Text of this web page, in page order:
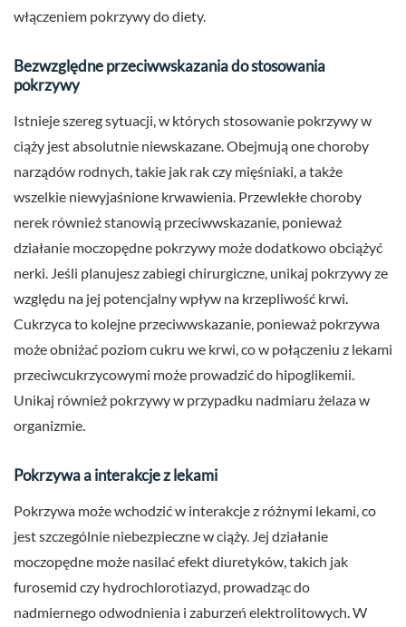
włączeniem pokrzywy do diety.
Bezwzględne przeciwwskazania do stosowania
pokrzywy
Istnieje szereg sytuacji, w których stosowanie pokrzywy w
ciąży jest absolutnie niewskazane. Obejmują one choroby
narządów rodnych, takie jak rak czy mięśniaki, a także
wszelkie niewyjaśnione krwawienia. Przewlekłe choroby
nerek również stanowią przeciwwskazanie, ponieważ
działanie moczopędne pokrzywy może dodatkowo obciążyć
nerki. Jeśli planujesz zabiegi chirurgiczne, unikaj pokrzywy ze
względu na jej potencjalny wpływ na krzepliwość krwi.
Cukrzyca to kolejne przeciwwskazanie, ponieważ pokrzywa
może obniżać poziom cukru we krwi, co w połączeniu z lekami
przeciwcukrzycowymi może prowadzić do hipoglikemii.
Unikaj również pokrzywy w przypadku nadmiaru żelaza w
organizmie.
Pokrzywa a interakcje z lekami
Pokrzywa może wchodzić w interakcje z różnymi lekami, co
jest szczególnie niebezpieczne w ciąży. Jej działanie
moczopędne może nasilać efekt diuretyków, takich jak
furosemid czy hydrochlorotiazyd, prowadząc do
nadmiernego odwodnienia i zaburzeń elektrolitowych. W